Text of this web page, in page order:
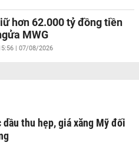
hơn 62.000 tỷ đồng tiền
MWG
| 07/08/2026
dầu thu hẹp, giá xăng Mỹ đối